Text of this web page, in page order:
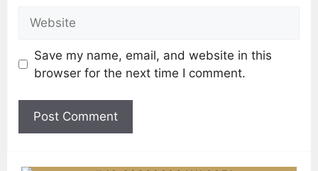
Save my name, email, and website in this
browser for the next time I comment.